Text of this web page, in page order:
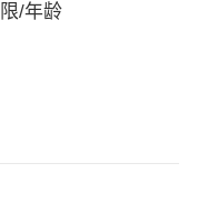
/年龄